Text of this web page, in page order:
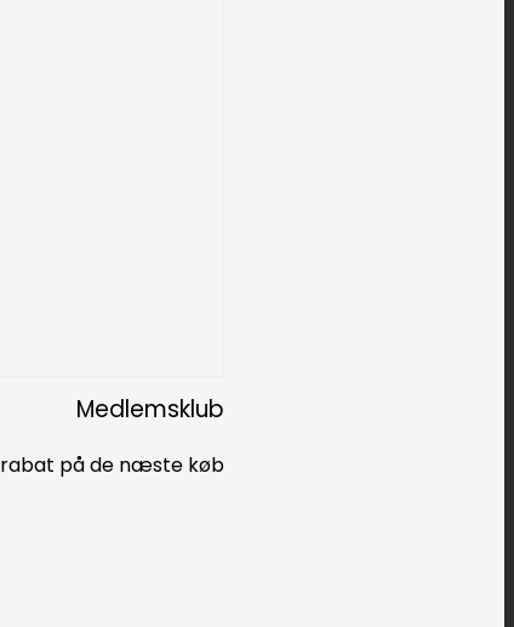
Medlemsklub
rabat på de næste køb